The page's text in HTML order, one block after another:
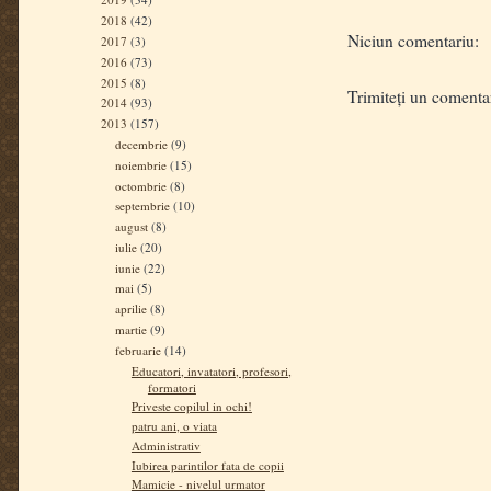
2018 (42)
2017 (3)
2016 (73)
2015 (8)
2014 (93)
2013 (157)
decembrie (9)
noiembrie (15)
octombrie (8)
septembrie (10)
august (8)
iulie (20)
iunie (22)
mai (5)
aprilie (8)
martie (9)
februarie (14)
Educatori, invatatori, profesori,
formatori
Priveste copilul in ochi!
patru ani, o viata
Administrativ
Iubirea parintilor fata de copii
Mamicie - nivelul urmator
Niciun comentariu:
Trimiteți un